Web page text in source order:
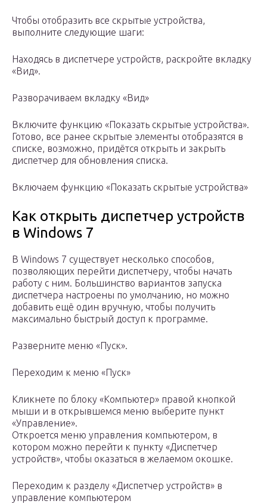
Чтобы отобразить все скрытые устройства,
выполните следующие шаги:
Находясь в диспетчере устройств, раскройте вкладку
«Вид».
Разворачиваем вкладку «Вид»
Включите функцию «Показать скрытые устройства».
Готово, все ранее скрытые элементы отобразятся в
списке, возможно, придётся открыть и закрыть
диспетчер для обновления списка.
Включаем функцию «Показать скрытые устройства»
Как открыть диспетчер устройств
в Windows 7
В Windows 7 существует несколько способов,
позволяющих перейти диспетчеру, чтобы начать
работу с ним. Большинство вариантов запуска
диспетчера настроены по умолчанию, но можно
добавить ещё один вручную, чтобы получить
максимально быстрый доступ к программе.
Разверните меню «Пуск».
Переходим к меню «Пуск»
Кликнете по блоку «Компьютер» правой кнопкой
мыши и в открывшемся меню выберите пункт
«Управление».
Откроется меню управления компьютером, в
котором можно перейти к пункту «Диспетчер
устройств», чтобы оказаться в желаемом окошке.
Переходим к разделу «Диспетчер устройств» в
управление компьютером